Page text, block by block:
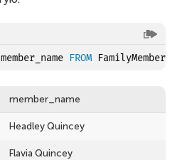
member_name FROM
member_name
Headley Quincey
Flavia Quincey